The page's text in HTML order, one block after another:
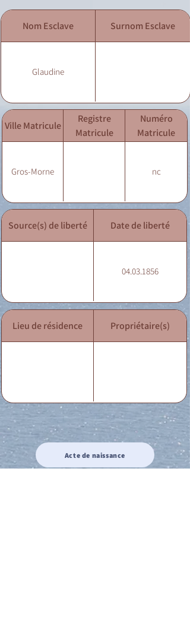
Nom Esclave Surnom Esclave
Glaudine
Ville Matricule
Registre
Matricule
Numéro
Matricule
Gros-Morne nc
Source(s) de liberté Date de liberté
04.03.1856
Lieu de résidence Propriétaire(s)
Acte de naissance